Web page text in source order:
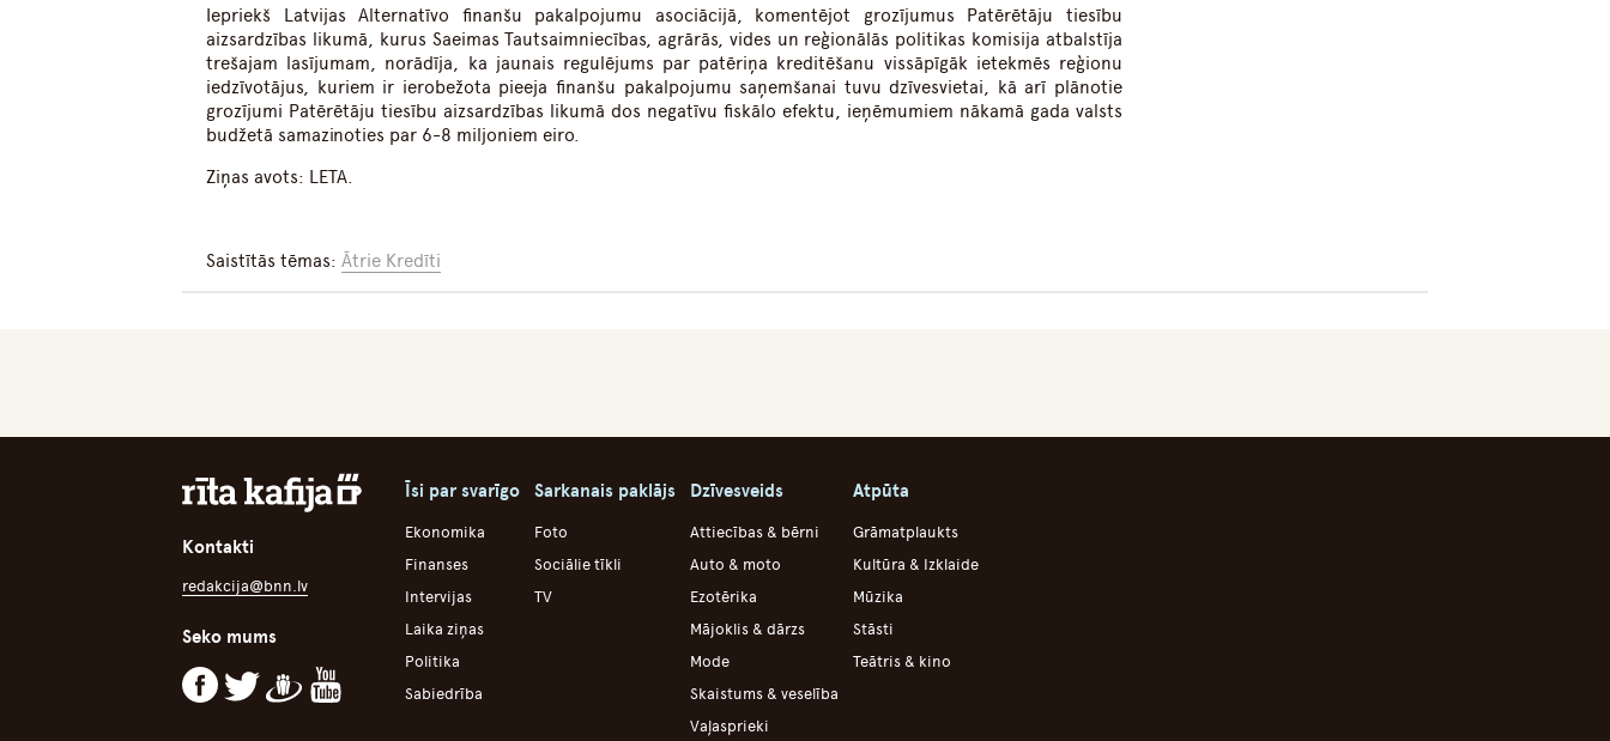
Iepriekš Latvijas Alternatīvo finanšu pakalpojumu asociācijā, komentējot grozījumus Patērētāju tiesību
aizsardzības likumā, kurus Saeimas Tautsaimniecības, agrārās, vides un reģionālās politikas komisija atbalstīja
trešajam lasījumam, norādīja, ka jaunais regulējums par patēriņa kreditēšanu vissāpīgāk ietekmēs reģionu
iedzīvotājus, kuriem ir ierobežota pieeja finanšu pakalpojumu saņemšanai tuvu dzīvesvietai, kā arī plānotie
grozījumi Patērētāju tiesību aizsardzības likumā dos negatīvu fiskālo efektu, ieņēmumiem nākamā gada valsts
budžetā samazinoties par 6-8 miljoniem eiro.
Ziņas avots: LETA.
Saistītās tēmas:Ātrie Kredīti
Kontakti
redakcija@bnn.lv
Seko mums
Īsi par svarīgo
Ekonomika
Finanses
Intervijas
Laika ziņas
Politika
Sabiedrība
Sarkanais paklājs
Foto
Sociālie tīkli
TV
Dzīvesveids
Attiecības & bērni
Auto & moto
Ezotērika
Mājoklis & dārzs
Mode
Skaistums & veselība
Vaļasprieki
Atpūta
Grāmatplaukts
Kultūra & Izklaide
Mūzika
Stāsti
Teātris & kino